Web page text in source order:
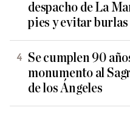
despacho de La
pies y evitar burlas
Se cumplen 90
monumento al
de los Ángeles